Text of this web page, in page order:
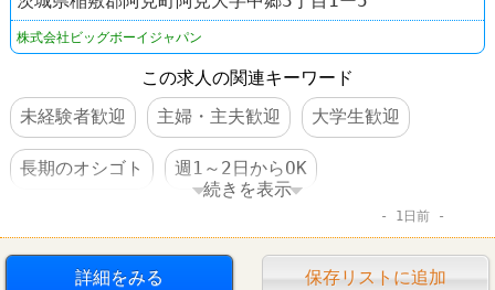
株式会社ビッグボーイジャパン
この求人の関連キーワード
未経験者歓迎
主婦・主夫歓迎 大学生歓迎
長期のオシゴト 週1～2日からOK
交通費支給
昇給あり 制服あり 社員登用あり
続きを表示
1日前
詳細をみる 保存リストに追加